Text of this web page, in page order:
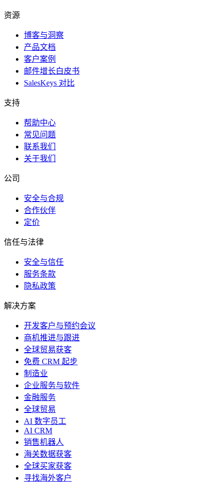
资源
博客与洞察
产品文档
客户案例
邮件增长白皮书
SalesKeys 对比
支持
帮助中心
常见问题
联系我们
关于我们
公司
安全与合规
合作伙伴
定价
信任与法律
安全与信任
服务条款
隐私政策
解决方案
开发客户与预约会议
商机推进与跟进
全球贸易获客
免费 CRM 起步
制造业
企业服务与软件
金融服务
全球贸易
AI 数字员工
AI CRM
销售机器人
海关数据获客
全球买家获客
寻找海外客户